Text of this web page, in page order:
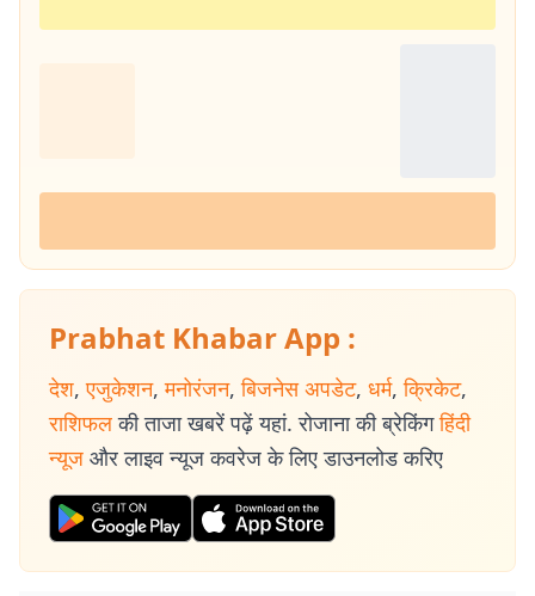
Prabhat Khabar App :
देश, एजुकेशन, मनोरंजन, बिजनेस अपडेट, धर्म, क्रिकेट,
राशिफल की ताजा खबरें पढ़ें यहां. रोजाना की ब्रेकिंग हिंदी
न्यूज और लाइव न्यूज कवरेज के लिए डाउनलोड करिए